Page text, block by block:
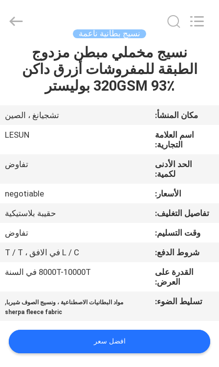
الصفحة
الرئيسية
معلومات
المعمل
الجودة
أخبار
Technology
CO.,LTD.
نسيج بطانية ناعمة
نسيج مخملي مبطن مزدوج
الطبقة للمفروشات أزرق داكن
320GSM 93٪ بوليستر
مكان المنشأ:
تشجيانغ ، الصين
اسم العلامة
التجارية:
LESUN
الحد الأدنى
لكمية:
تفاوض
الأسعار:
negotiable
تفاصيل التغليف:
حقيبة بلاستيكية
وقت التسليم:
تفاوض
شروط الدفع:
L / C في الافق ، T / T
القدرة على
العرض:
8000T-10000T في السنة
تسليط الضوء: مواد البطانيات الاصطناعية ، ونسيج الصوف شيربا,
sherpa fleece fabric
افضل سعر